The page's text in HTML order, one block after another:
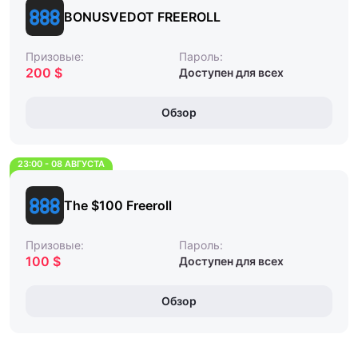
BONUSVEDOT FREEROLL
Призовые:
200 $
Пароль:
Доступен для всех
Обзор
23:00 - 08 АВГУСТА
The $100 Freeroll
Призовые:
100 $
Пароль:
Доступен для всех
Обзор